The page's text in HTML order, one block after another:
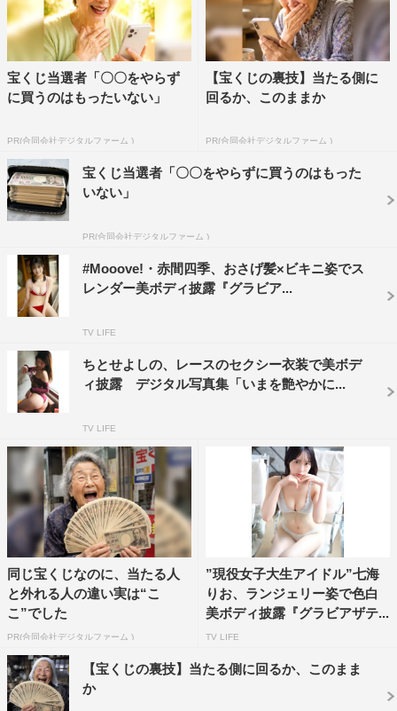
宝くじ当選者「〇〇をやらず
に買うのはもったいない」
PR(合同会社デジタルファーム )
【宝くじの裏技】当たる側に
回るか、このままか
PR(合同会社デジタルファーム )
宝くじ当選者「〇〇をやらずに買うのはもった
いない」
PR(合同会社デジタルファーム )
#Mooove!・赤間四季、おさげ髪×ビキニ姿でス
レンダー美ボディ披露『グラビア...
TV LIFE
ちとせよしの、レースのセクシー衣装で美ボデ
ィ披露 デジタル写真集「いまを艶やかに...
TV LIFE
同じ宝くじなのに、当たる人
と外れる人の違い実は“こ
こ”でした
PR(合同会社デジタルファーム )
”現役女子大生アイドル”七海
りお、ランジェリー姿で色白
美ボディ披露『グラビアザテ...
TV LIFE
【宝くじの裏技】当たる側に回るか、このまま
か